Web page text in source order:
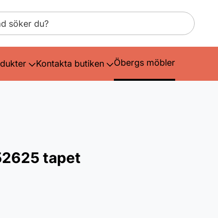
Kontakta butiken Öbergs möbler
tapet